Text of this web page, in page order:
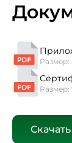
Размер:
Размер: